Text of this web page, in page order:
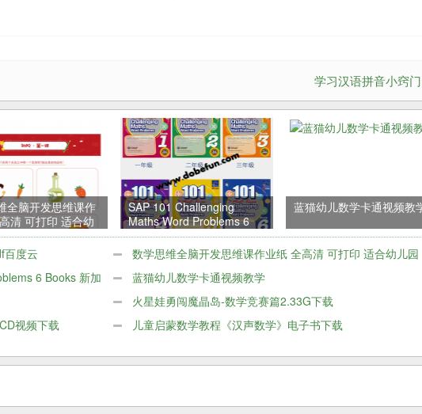
学习汉语拼音小窍门
全脑开发思维课作
清 可打印 适合幼
衔接PDF
SAP 101 Challenging
Maths Word Problems 6
Books 新加坡小学1-6年级
数学应用题练习册PDF版
蓝猫幼儿数学卡通视频教
百度云
数学思维全脑开发思维课作业纸 全高清 可打印 适合幼儿园
幼小衔接PDF
6 Books 新加
蓝猫幼儿数学卡通视频教学
火星娃勇闯魔晶岛-数学竞赛篇2.33G下载
视频下载
儿童启蒙数学教程《汉声数学》电子书下载